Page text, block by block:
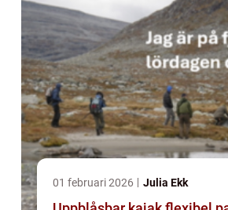
01 februari 2026 Julia Ekk